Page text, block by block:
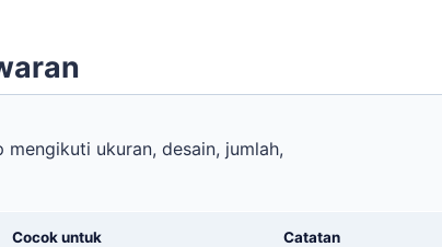
ukuran, desain, jumlah,
Cocok untuk Catatan